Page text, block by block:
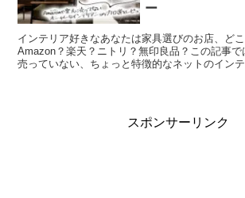
ー
インテリア好きなあなたは家具選びのお店、ど
Amazon？楽天？ニトリ？無印良品？この記事で
売っていない、ちょっと特徴的なネットのインテ
スポンサーリンク